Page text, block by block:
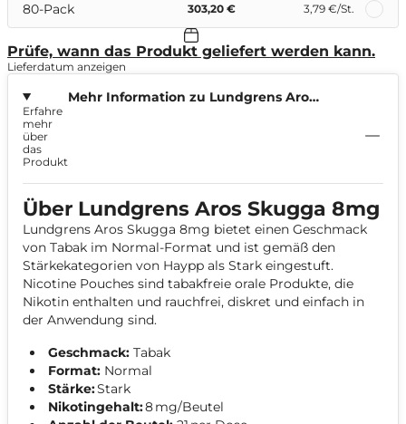
80-Pack 303,20 € 3,79 €/St.
Prüfe, wann das Produkt geliefert werden kann.
Lieferdatum anzeigen
Mehr Information zu Lundgrens Aros
Erfahre
mehr
über
das
Produkt
Über Lundgrens Aros Skugga 8mg
Lundgrens Aros Skugga 8mg bietet einen Geschmack
von Tabak im Normal-Format und ist gemäß den
Stärkekategorien von Haypp als Stark eingestuft.
Nicotine Pouches sind tabakfreie orale Produkte, die
Nikotin enthalten und rauchfrei, diskret und einfach in
der Anwendung sind.
Geschmack: Tabak
Format: Normal
Stärke:Stark
Nikotingehalt:8 mg/Beutel